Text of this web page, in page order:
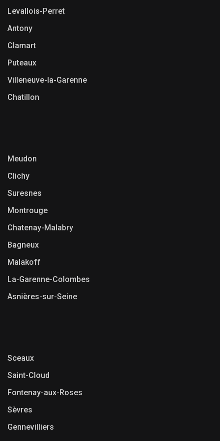
Levallois-Perret
Antony
Clamart
Puteaux
Villeneuve-la-Garenne
Chatillon
Meudon
Clichy
Suresnes
Montrouge
Chatenay-Malabry
Bagneux
Malakoff
La-Garenne-Colombes
Asnières-sur-Seine
Sceaux
Saint-Cloud
Fontenay-aux-Roses
Sèvres
Gennevilliers